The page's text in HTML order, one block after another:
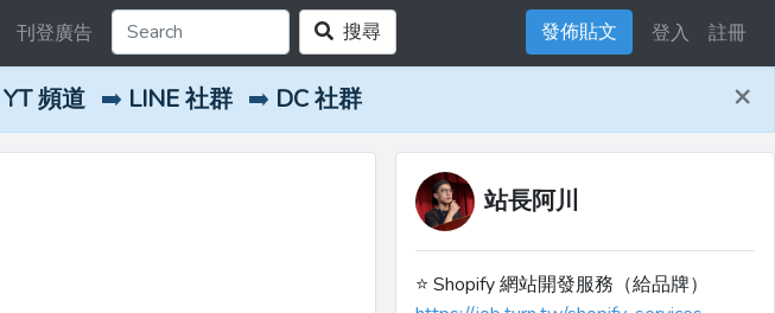
刊登廣告 搜尋 發佈貼文 登入 註冊
YT 頻道 ➡️ LINE 社群 ➡️ DC 社群 ×
站長阿川
⭐️ Shopify 網站開發服務（給品牌）